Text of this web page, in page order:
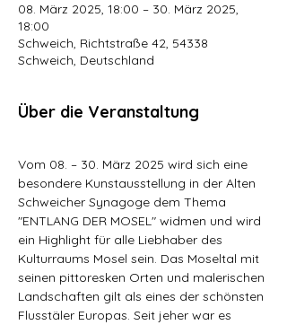
08. März 2025, 18:00 – 30. März 2025,
18:00
Schweich, Richtstraße 42, 54338
Schweich, Deutschland
Über die Veranstaltung
Vom 08. – 30. März 2025 wird sich eine
besondere Kunstausstellung in der Alten
Schweicher Synagoge dem Thema
"ENTLANG DER MOSEL" widmen und wird
ein Highlight für alle Liebhaber des
Kulturraums Mosel sein. Das Moseltal mit
seinen pittoresken Orten und malerischen
Landschaften gilt als eines der schönsten
Flusstäler Europas. Seit jeher war es